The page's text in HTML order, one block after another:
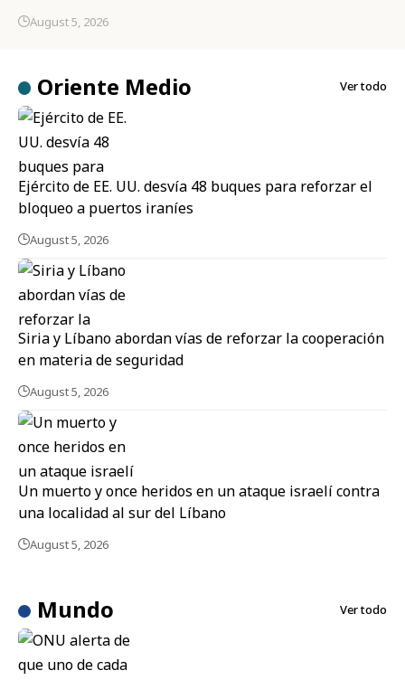
August 5, 2026
Oriente Medio Ver todo
Ejército de EE. UU. desvía 48 buques para reforzar el
bloqueo a puertos iraníes
August 5, 2026
Siria y Líbano abordan vías de reforzar la cooperación
en materia de seguridad
August 5, 2026
Un muerto y once heridos en un ataque israelí contra
una localidad al sur del Líbano
August 5, 2026
Mundo Ver todo